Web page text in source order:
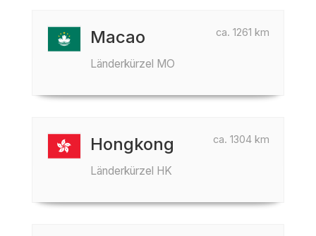
ca. 1261 km
Macao
Länderkürzel MO
ca. 1304 km
Hongkong
Länderkürzel HK